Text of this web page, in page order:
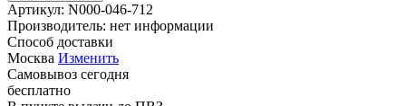
Артикул: N000-046-712
Производитель: нет информации
Способ доставки
Москва Изменить
Самовывоз сегодня
бесплатно